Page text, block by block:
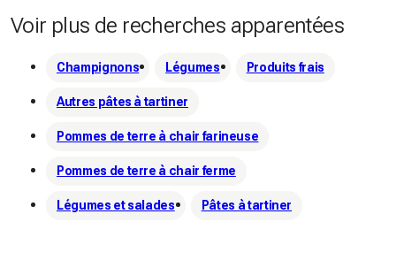
Voir plus de recherches apparentées
Champignons Légumes Produits frais
Autres pâtes à tartiner
Pommes de terre à chair farineuse
Pommes de terre à chair ferme
Légumes et salades Pâtes à tartiner